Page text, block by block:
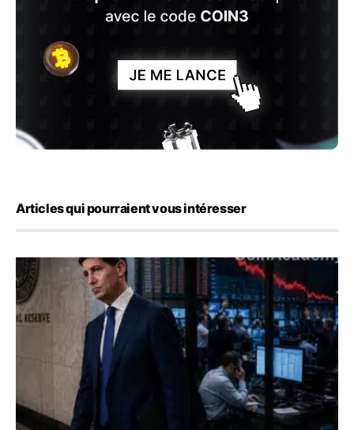
Articles qui pourraient vous intéresser
Kevin Warsh maintient sa communication minimaliste